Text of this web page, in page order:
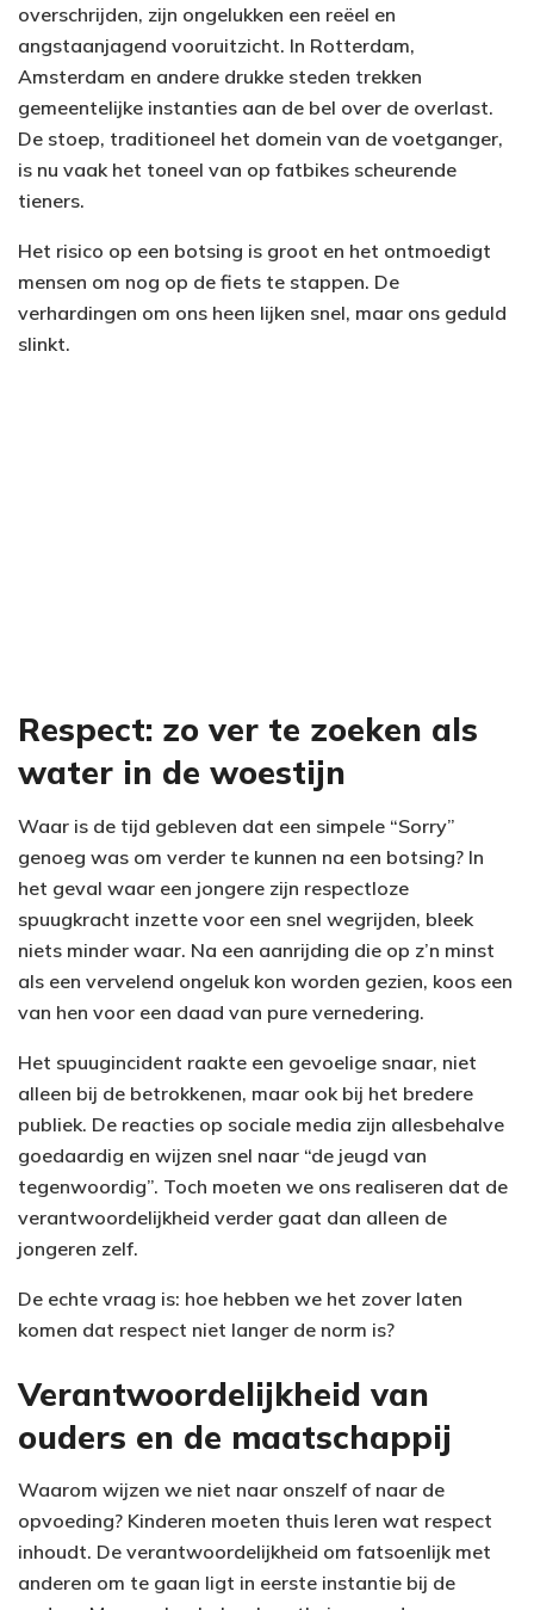
overschrijden, zijn ongelukken een reëel en
angstaanjagend vooruitzicht. In Rotterdam,
Amsterdam en andere drukke steden trekken
gemeentelijke instanties aan de bel over de overlast.
De stoep, traditioneel het domein van de voetganger,
is nu vaak het toneel van op fatbikes scheurende
tieners.
Het risico op een botsing is groot en het ontmoedigt
mensen om nog op de fiets te stappen. De
verhardingen om ons heen lijken snel, maar ons geduld
slinkt.
Respect: zo ver te zoeken als
water in de woestijn
Waar is de tijd gebleven dat een simpele “Sorry”
genoeg was om verder te kunnen na een botsing? In
het geval waar een jongere zijn respectloze
spuugkracht inzette voor een snel wegrijden, bleek
niets minder waar. Na een aanrijding die op z’n minst
als een vervelend ongeluk kon worden gezien, koos een
van hen voor een daad van pure vernedering.
Het spuugincident raakte een gevoelige snaar, niet
alleen bij de betrokkenen, maar ook bij het bredere
publiek. De reacties op sociale media zijn allesbehalve
goedaardig en wijzen snel naar “de jeugd van
tegenwoordig”. Toch moeten we ons realiseren dat de
verantwoordelijkheid verder gaat dan alleen de
jongeren zelf.
De echte vraag is: hoe hebben we het zover laten
komen dat respect niet langer de norm is?
Verantwoordelijkheid van
ouders en de maatschappij
Waarom wijzen we niet naar onszelf of naar de
opvoeding? Kinderen moeten thuis leren wat respect
inhoudt. De verantwoordelijkheid om fatsoenlijk met
anderen om te gaan ligt in eerste instantie bij de